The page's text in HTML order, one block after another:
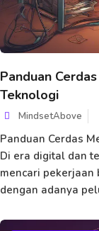
Panduan
Teknologi
MindsetAbove
Panduan Cerdas
Di era digital dan
mencari pekerjaan
dengan adanya